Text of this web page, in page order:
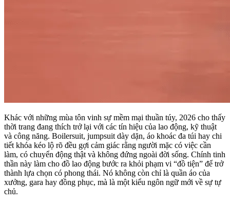
Khác với những mùa tôn vinh sự mềm mại thuần túy, 2026 cho thấy
thời trang đang thích trở lại với các tín hiệu của lao động, kỹ thuật
và công năng. Boilersuit, jumpsuit dày dặn, áo khoác đa túi hay chi
tiết khóa kéo lộ rõ đều gợi cảm giác rằng người mặc có việc cần
làm, có chuyển động thật và không đứng ngoài đời sống. Chính tinh
thần này làm cho đồ lao động bước ra khỏi phạm vi “đồ tiện” để trở
thành lựa chọn có phong thái. Nó không còn chỉ là quần áo của
xưởng, gara hay đồng phục, mà là một kiểu ngôn ngữ mới về sự tự
chủ.